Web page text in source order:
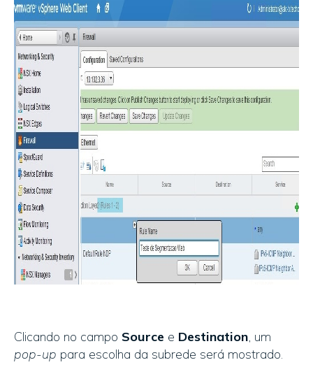
Clicando no campo Source e Destination, um
pop-up para escolha da subrede será mostrado.